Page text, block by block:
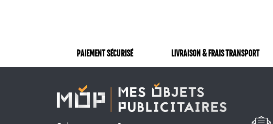
PAIEMENT SÉCURISÉ LIVRAISON & FRAIS TRANSPORT